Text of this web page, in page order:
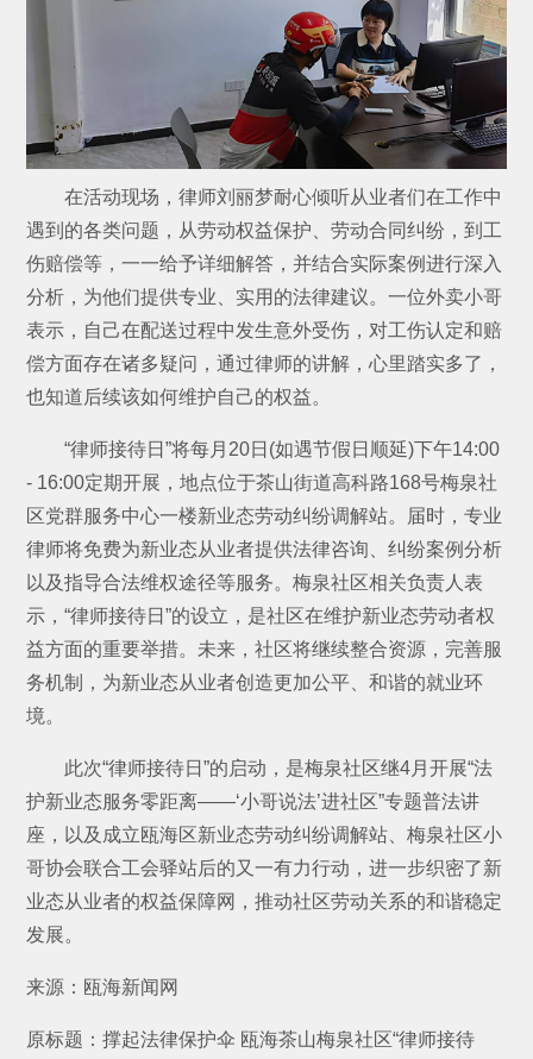
在活动现场，律师刘丽梦耐心倾听从业者们在工作中
遇到的各类问题，从劳动权益保护、劳动合同纠纷，到工
伤赔偿等，一一给予详细解答，并结合实际案例进行深入
分析，为他们提供专业、实用的法律建议。一位外卖小哥
表示，自己在配送过程中发生意外受伤，对工伤认定和赔
偿方面存在诸多疑问，通过律师的讲解，心里踏实多了，
也知道后续该如何维护自己的权益。
“律师接待日”将每月20日(如遇节假日顺延)下午14:00
- 16:00定期开展，地点位于茶山街道高科路168号梅泉社
区党群服务中心一楼新业态劳动纠纷调解站。届时，专业
律师将免费为新业态从业者提供法律咨询、纠纷案例分析
以及指导合法维权途径等服务。梅泉社区相关负责人表
示，“律师接待日”的设立，是社区在维护新业态劳动者权
益方面的重要举措。未来，社区将继续整合资源，完善服
务机制，为新业态从业者创造更加公平、和谐的就业环
境。
此次“律师接待日”的启动，是梅泉社区继4月开展“法
护新业态服务零距离——‘小哥说法’进社区”专题普法讲
座，以及成立瓯海区新业态劳动纠纷调解站、梅泉社区小
哥协会联合工会驿站后的又一有力行动，进一步织密了新
业态从业者的权益保障网，推动社区劳动关系的和谐稳定
发展。
来源：瓯海新闻网
原标题：撑起法律保护伞 瓯海茶山梅泉社区“律师接待